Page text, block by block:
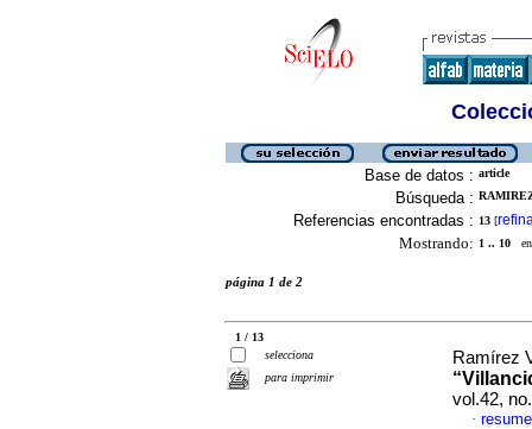
Base de datos : article
Búsqueda :
Referencias encontradas : 13 [
Mostrando: 1 .. 10 en
página 1 de 2
1 / 13
selecciona
para imprimir
Ramírez
vol.42,
·